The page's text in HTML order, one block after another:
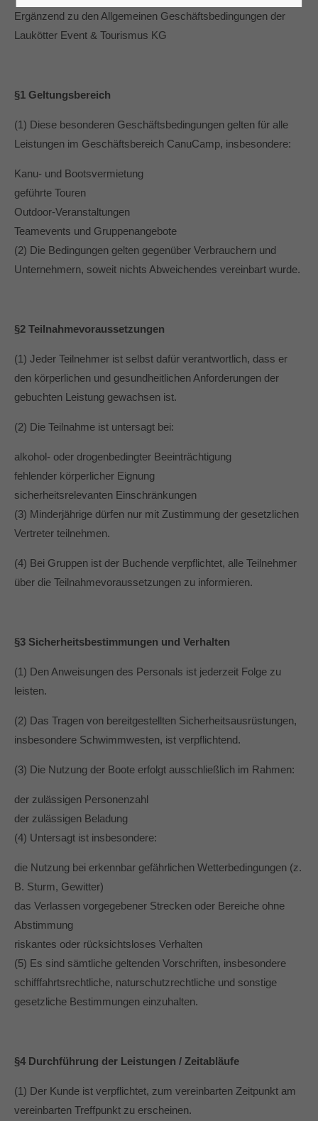
24h
Mon - Fri 8:00am - 5:00pm(GMT +1)
376-293 City Road, Suite 600
San Francisco, CA 94102
Have any questions?
+44 1234 567 890
info@yourdomain.com
About us
Lorem ipsum dolor sit amet, consectetuer
adipiscing elit.
Aenean commodo ligula eget dolor. Aenean massa.
montes, nascetur ridiculus mus. Donec quam felis,
ultricies nec.
Ergänzend zu den Allgemeinen Geschäftsbedingungen der
Laukötter Event & Tourismus KG
§1 Geltungsbereich
(1) Diese besonderen Geschäftsbedingungen gelten für alle
Leistungen im Geschäftsbereich CanuCamp, insbesondere:
Kanu- und Bootsvermietung
geführte Touren
Outdoor-Veranstaltungen
Teamevents und Gruppenangebote
(2) Die Bedingungen gelten gegenüber Verbrauchern und
Unternehmern, soweit nichts Abweichendes vereinbart wurde.
§2 Teilnahmevoraussetzungen
(1) Jeder Teilnehmer ist selbst dafür verantwortlich, dass er
den körperlichen und gesundheitlichen Anforderungen der
gebuchten Leistung gewachsen ist.
(2) Die Teilnahme ist untersagt bei:
alkohol- oder drogenbedingter Beeinträchtigung
fehlender körperlicher Eignung
sicherheitsrelevanten Einschränkungen
(3) Minderjährige dürfen nur mit Zustimmung der gesetzlichen
Vertreter teilnehmen.
(4) Bei Gruppen ist der Buchende verpflichtet, alle Teilnehmer
über die Teilnahmevoraussetzungen zu informieren.
§3 Sicherheitsbestimmungen und Verhalten
(1) Den Anweisungen des Personals ist jederzeit Folge zu
leisten.
(2) Das Tragen von bereitgestellten Sicherheitsausrüstungen,
insbesondere Schwimmwesten, ist verpflichtend.
(3) Die Nutzung der Boote erfolgt ausschließlich im Rahmen:
der zulässigen Personenzahl
der zulässigen Beladung
(4) Untersagt ist insbesondere:
die Nutzung bei erkennbar gefährlichen Wetterbedingungen (z.
B. Sturm, Gewitter)
das Verlassen vorgegebener Strecken oder Bereiche ohne
Abstimmung
riskantes oder rücksichtsloses Verhalten
(5) Es sind sämtliche geltenden Vorschriften, insbesondere
schifffahrtsrechtliche, naturschutzrechtliche und sonstige
gesetzliche Bestimmungen einzuhalten.
§4 Durchführung der Leistungen / Zeitabläufe
(1) Der Kunde ist verpflichtet, zum vereinbarten Zeitpunkt am
vereinbarten Treffpunkt zu erscheinen.